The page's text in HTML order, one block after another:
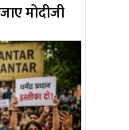
मोदीजी